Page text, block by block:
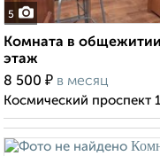
5
Комната в
этаж
8 500 ₽ в месяц
Космический проспект